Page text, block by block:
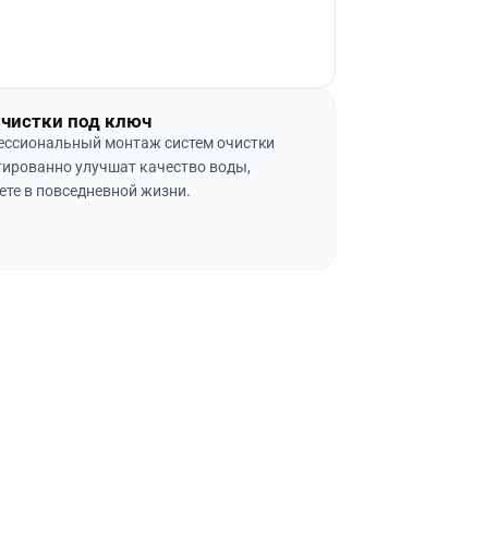
под ключ
монтаж систем очистки
улучшат качество воды,
в повседневной жизни.